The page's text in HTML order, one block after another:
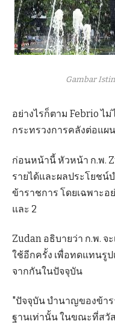
Gambar
อย่างไรก็ตาม Febrio ไ
กระทรวงการคลังต่อแผ
ก่อนหน้านี้ หัวหน้า ก.พ.
รายได้และผลประโยช
ข้าราชการ โดยเฉพาะอ
และ 2
Zudan อธิบายว่า ก.พ. จ
ใช้อีกครั้ง เพื่อทดแทนรู
จากกันในปัจจุบัน
"ปัจจุบัน บำนาญของข้า
ฐานเท่านั้น ในขณะที่สวั